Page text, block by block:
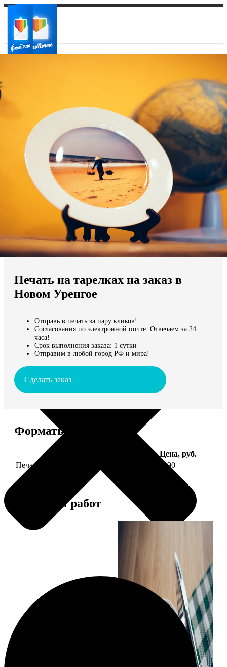
Ваш регион доставки
Выберите из списка:
Мы доставляем по всему миру
Продолжить без города
Печать на тарелках на заказ в
Новом Уренгое
Отправь в печать за пару кликов!
Согласования по электронной почте. Отвечаем за 24
часа!
Срок выполнения заказа: 1 сутки
Отправим в любой город РФ и мира!
Сделать заказ
Форматы и цены
Цена, руб.
Печать фото на тарелке диаметром 20 см
1190
Примеры работ